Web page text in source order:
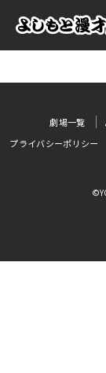
劇場一覧
プライバシーポリシー